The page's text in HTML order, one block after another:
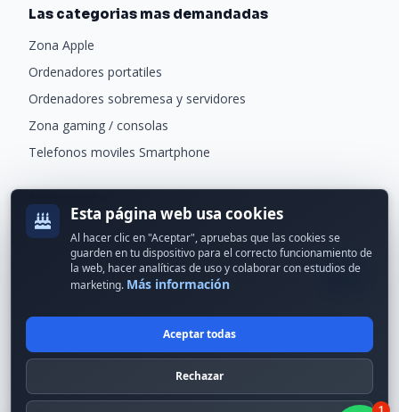
Las categorias mas demandadas
Zona Apple
Ordenadores portatiles
Ordenadores sobremesa y servidores
Zona gaming / consolas
Telefonos moviles Smartphone
Recibe ofertas exclusivas y novedades.
© 2024 Erson Tecnología. Todos los derechos reservados.
Política de privacidad
Esta página web usa cookies
Al hacer clic en "Aceptar", apruebas que las cookies se
guarden en tu dispositivo para el correcto funcionamiento de
la web, hacer analíticas de uso y colaborar con estudios de
marketing. Más información
Aceptar todas
Rechazar